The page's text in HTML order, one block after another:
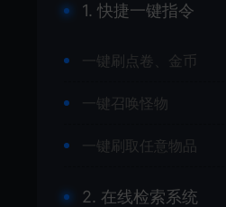
1. 快捷一键指令
一键刷点卷、金币
一键召唤怪物
一键刷取任意物品
2. 在线检索系统